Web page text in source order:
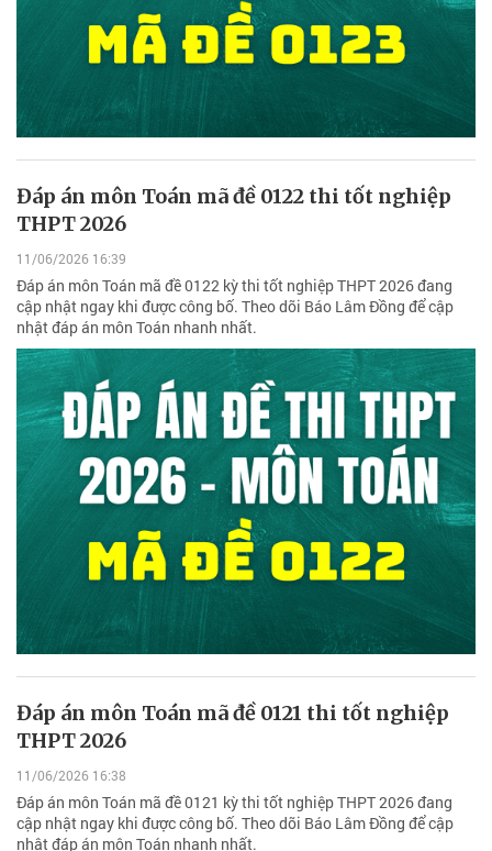
Đáp án môn Toán mã đề 0122 thi tốt nghiệp
THPT 2026
11/06/2026 16:39
Đáp án môn Toán mã đề 0122 kỳ thi tốt nghiệp THPT 2026 đang
cập nhật ngay khi được công bố. Theo dõi Báo Lâm Đồng để cập
nhật đáp án môn Toán nhanh nhất.
Đáp án môn Toán mã đề 0121 thi tốt nghiệp
THPT 2026
11/06/2026 16:38
Đáp án môn Toán mã đề 0121 kỳ thi tốt nghiệp THPT 2026 đang
cập nhật ngay khi được công bố. Theo dõi Báo Lâm Đồng để cập
nhật đáp án môn Toán nhanh nhất.